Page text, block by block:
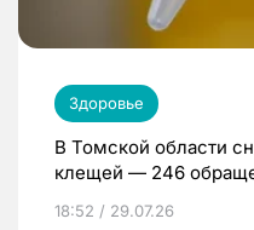
Здоровье
В Томской области
клещей — 246
18:52 / 29.07.26